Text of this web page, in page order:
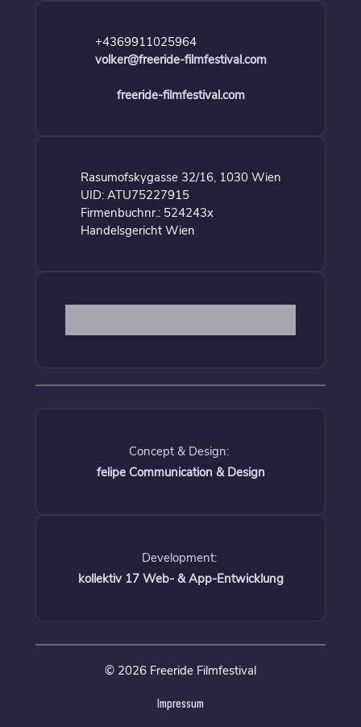
+4369911025964
volker@freeride-filmfestival.com
freeride-filmfestival.com
Rasumofskygasse 32/16, 1030 Wien
UID: ATU75227915
Firmenbuchnr.: 524243x
Handelsgericht Wien
Concept & Design:
felipe Communication & Design
Development:
kollektiv 17 Web- & App-Entwicklung
© 2026 Freeride Filmfestival
Impressum